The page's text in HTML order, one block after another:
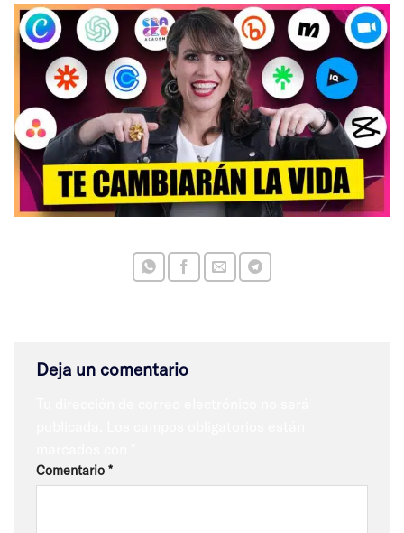
Deja un comentario
Comentario *